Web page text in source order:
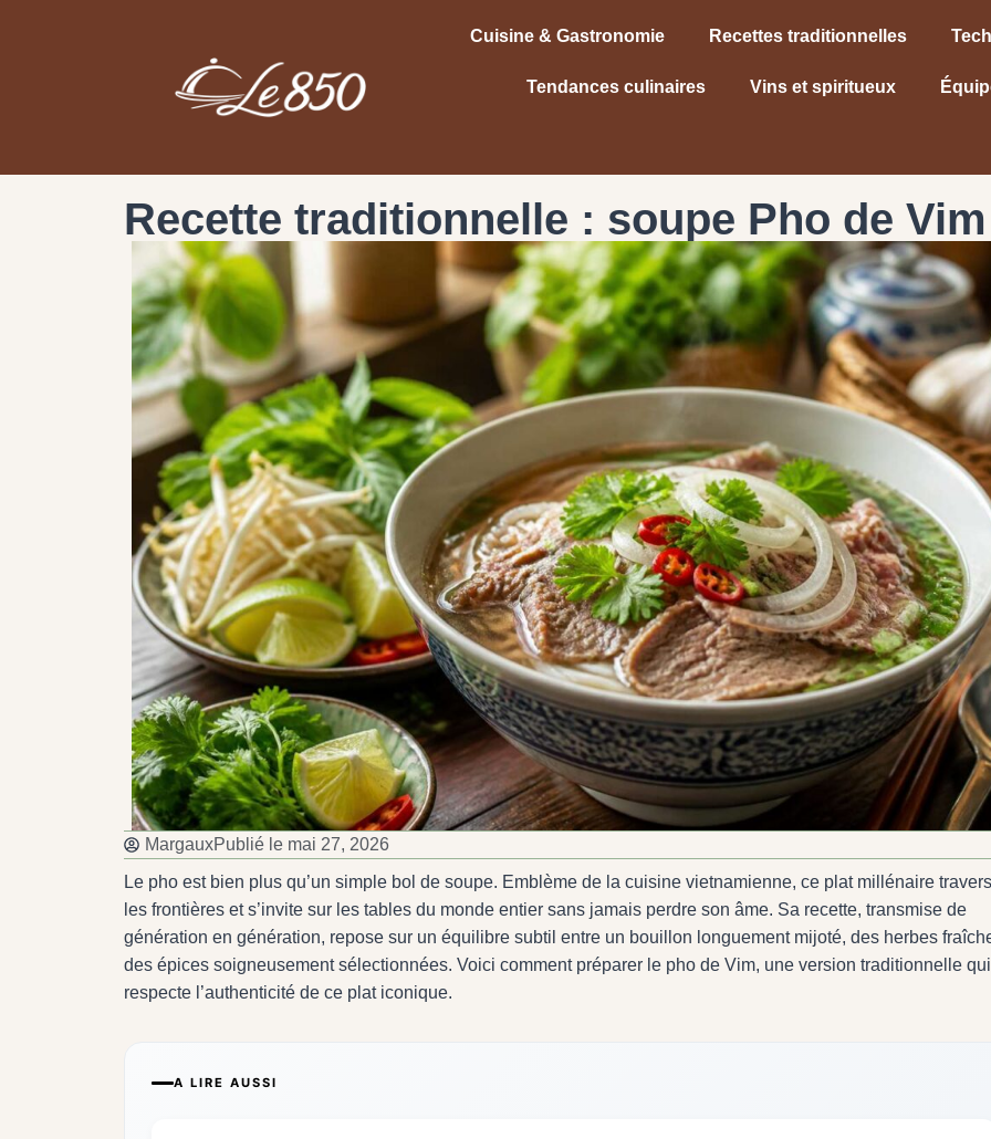
Cuisine & Gastronomie Recettes traditionnelles
Tendances culinaires Vins et spiritueux
Recette traditionnelle : soupe Pho de Vim
MargauxPublié le mai 27, 2026
Le pho est bien plus qu’un simple bol de soupe. Emblème de la cuisine vietnamienne, ce plat millénaire
les frontières et s’invite sur les tables du monde entier sans jamais perdre son âme. Sa recette, transmise de
génération en génération, repose sur un équilibre subtil entre un bouillon longuement mijoté, des herbes
des épices soigneusement sélectionnées. Voici comment préparer le pho de Vim, une version traditionnelle qui
respecte l’authenticité de ce plat iconique.
A LIRE AUSSI